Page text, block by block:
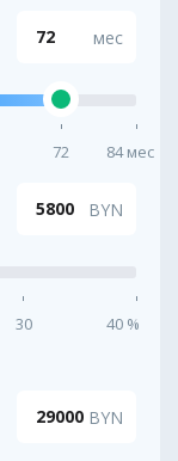
мес
72 84 мес
5800 BYN
30 40 %
BYN